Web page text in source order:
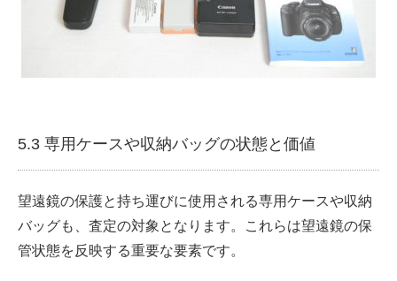
5.3 専用ケースや収納バッグの状態と価値
望遠鏡の保護と持ち運びに使用される専用ケースや収納
バッグも、査定の対象となります。これらは望遠鏡の保
管状態を反映する重要な要素です。